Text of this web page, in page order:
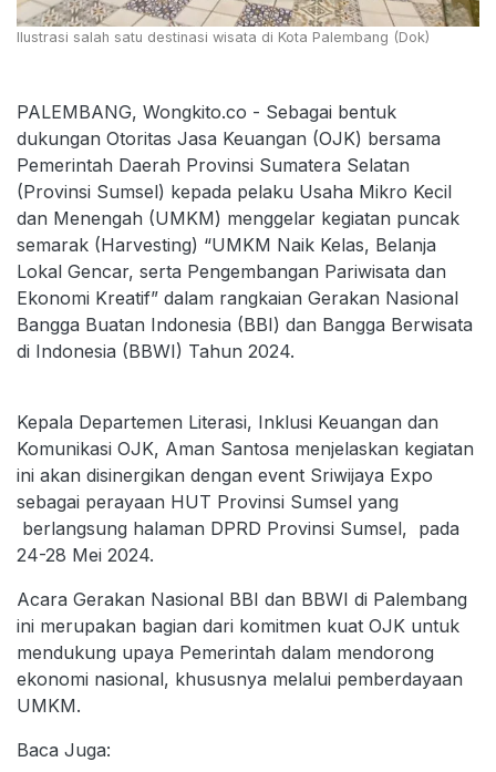
Ilustrasi salah satu destinasi wisata di Kota Palembang (Dok)
PALEMBANG, Wongkito.co - Sebagai bentuk
dukungan Otoritas Jasa Keuangan (OJK) bersama
Pemerintah Daerah Provinsi Sumatera Selatan
(Provinsi Sumsel) kepada pelaku Usaha Mikro Kecil
dan Menengah (UMKM) menggelar kegiatan puncak
semarak (Harvesting) “UMKM Naik Kelas, Belanja
Lokal Gencar, serta Pengembangan Pariwisata dan
Ekonomi Kreatif” dalam rangkaian Gerakan Nasional
Bangga Buatan Indonesia (BBI) dan Bangga Berwisata
di Indonesia (BBWI) Tahun 2024.
Kepala Departemen Literasi, Inklusi Keuangan dan
Komunikasi OJK, Aman Santosa menjelaskan kegiatan
ini akan disinergikan dengan event Sriwijaya Expo
sebagai perayaan HUT Provinsi Sumsel yang
berlangsung halaman DPRD Provinsi Sumsel, pada
24-28 Mei 2024.
Acara Gerakan Nasional BBI dan BBWI di Palembang
ini merupakan bagian dari komitmen kuat OJK untuk
mendukung upaya Pemerintah dalam mendorong
ekonomi nasional, khususnya melalui pemberdayaan
UMKM.
Baca Juga: